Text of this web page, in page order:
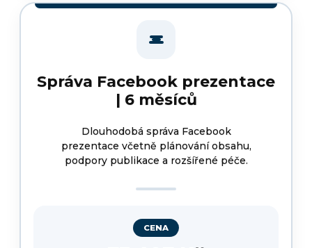
Správa Facebook prezentace
| 6 měsíců
Dlouhodobá správa Facebook
prezentace včetně plánování obsahu,
podpory publikace a rozšířené péče.
CENA